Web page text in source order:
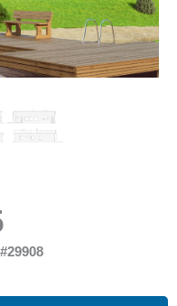
#29908